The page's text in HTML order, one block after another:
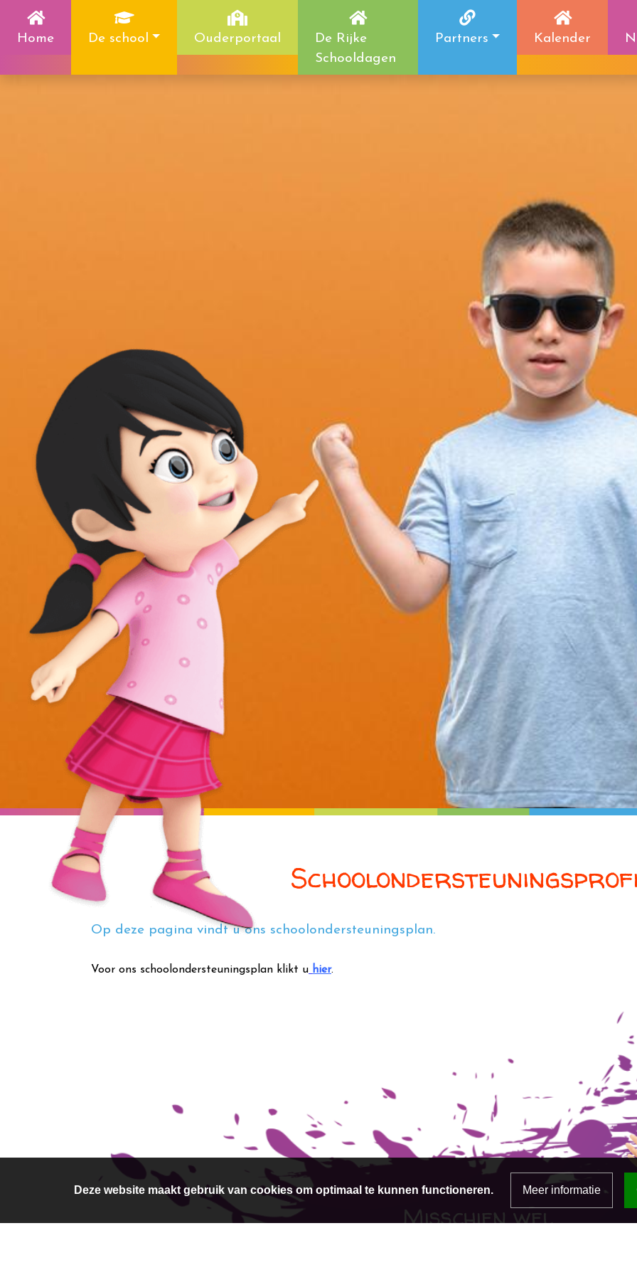
Home De school Ouderportaal
De Rijke
Schooldagen
Partners Kalender
Op deze pagina vindt u ons schoolondersteuningsplan.
Voor ons schoolondersteuningsplan klikt u hier.
Misschien wel
Deze website maakt gebruik van cookies om optimaal te kunnen functioneren. Meer informatie